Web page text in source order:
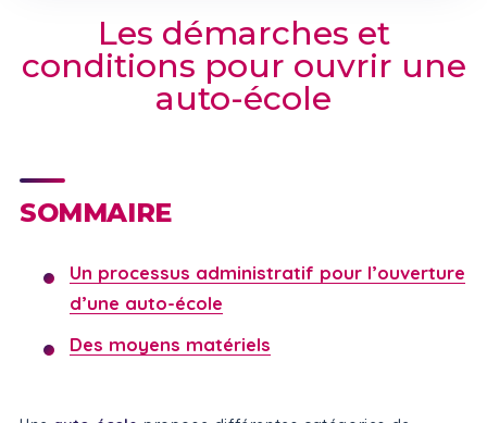
Les démarches et
conditions pour ouvrir une
auto-école
SOMMAIRE
Un processus administratif pour l’ouverture
d’une auto-école
Des moyens matériels